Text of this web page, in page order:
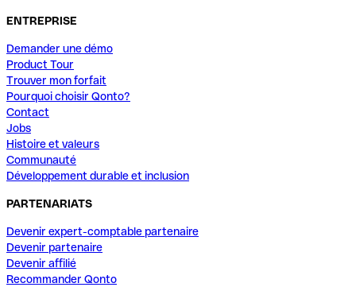
ENTREPRISE
Demander une démo
Product Tour
Trouver mon forfait
Pourquoi choisir Qonto?
Contact
Jobs
Histoire et valeurs
Communauté
Développement durable et inclusion
PARTENARIATS
Devenir expert-comptable partenaire
Devenir partenaire
Devenir affilié
Recommander Qonto